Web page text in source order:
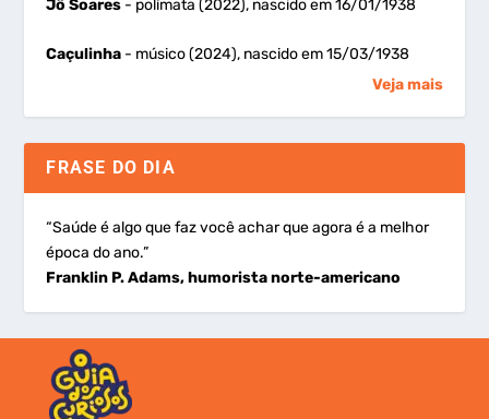
Jô Soares - polímata (2022), nascido em 16/01/1938
Caçulinha - músico (2024), nascido em 15/03/1938
Veja mais
FRASE DO DIA
“Saúde é algo que faz você achar que agora é a melhor
época do ano.”
Franklin P. Adams, humorista norte-americano